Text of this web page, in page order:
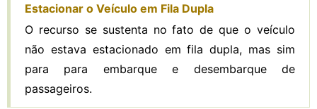
Estacionar o Veículo em Fila Dupla
O recurso se sustenta no fato de que o veículo
não estava estacionado em fila dupla, mas sim
para para embarque e desembarque de
passageiros.